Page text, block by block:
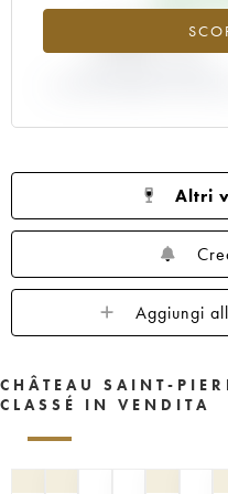
+280.7%
Altri
Aggiungi
CHÂTEAU SAINT-
CLASSÉ IN VENDITA